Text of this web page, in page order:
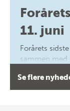
11. juni
Forårets
sammen med
forfatterne
Se flere